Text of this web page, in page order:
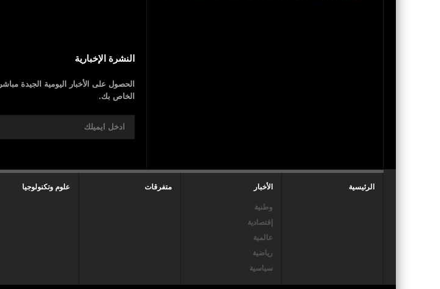
النشرة الإخبارية
الحصول على الأخبار اليومية الجيدة
الخاص بك.
الرئيسية الأخبار
وطنية
إقتصادية
عالمية
رياضية
سياسية
متفرقات علوم وتكنولوجيا